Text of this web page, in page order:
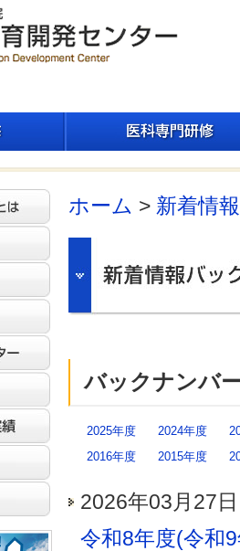
ホーム > 新着情
バックナンバ
2025年度 2024年度
2016年度
2015年度
2026年03月
令和8年度(令和